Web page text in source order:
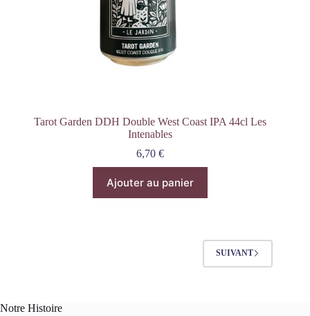
Tarot Garden DDH Double West Coast IPA 44cl Les
Intenables
6,70€
Ajouter au panier
SUIVANT
Notre Histoire